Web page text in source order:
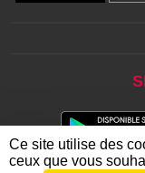
Ce site utilise des
ceux que vous